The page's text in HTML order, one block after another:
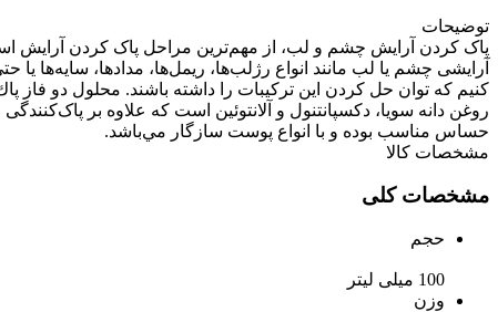
توضیحات
پاک کردن آرایش چشم‌ و لب، از مهم‌ترین مراحل پاک کردن آرایش
آرایشی چشم یا لب مانند انواع رژلب‌ها، ریمل‌ها، مدادها،
کنیم که توان حل کردن این ترکیبات را داشته باشند. محلول دو فاز
روغن دانه سويا، دكسپانتنول و آلانتوئين است كه علاوه‌ بر
حساس مناسب بوده و با انواع پوست سازگار مي‌باشد.
مشخصات کالا
مشخصات کلی
حجم
100 میلی لیتر
وزن